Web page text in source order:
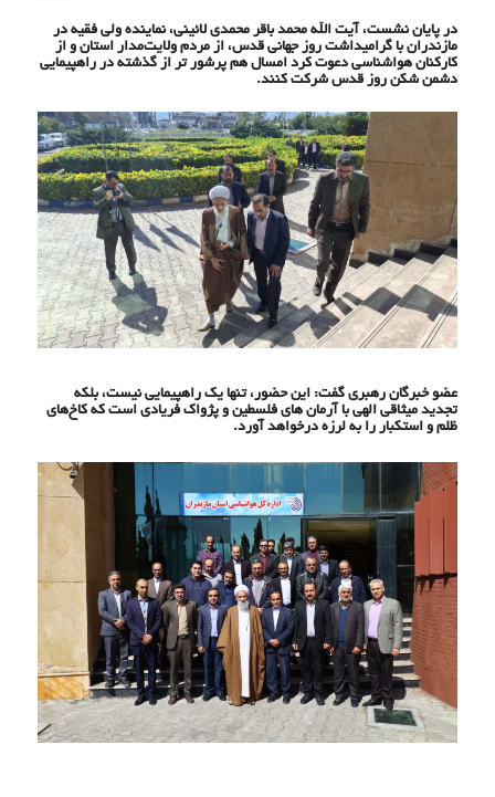
در پایان نشست، آیت الله محمد باقر محمدی لائینی، نماینده ولی فقیه در
مازندران با گرامیداشت روز جهانی قدس، از مردم ولایت‌مدار استان و از
کارکنان هواشناسی دعوت کرد امسال هم پرشور تر از گذشته در راهپیمایی
دشمن شکن روز قدس شرکت کنند.
عضو خبرگان رهبری گفت: این حضور، تنها یک راهپیمایی نیست، بلکه
تجدید میثاقی الهی با آرمان های فلسطین و پژواک فریادی است که کاخ‌های
ظلم و استکبار را به لرزه درخواهد آورد.